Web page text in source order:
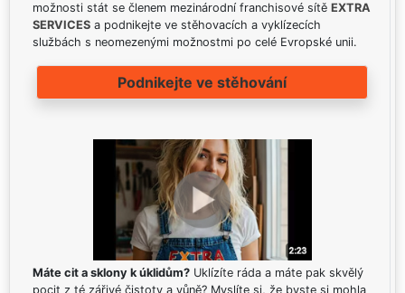
možnosti stát se členem mezinárodní franchisové sítě EXTRA
SERVICES a podnikejte ve stěhovacích a vyklízecích
službách s neomezenými možnostmi po celé Evropské unii.
Podnikejte ve stěhování
Máte cit a sklony k úklidům? Uklízíte ráda a máte pak skvělý
pocit z té zářivé čistoty a vůně? Myslíte si, že byste si mohla